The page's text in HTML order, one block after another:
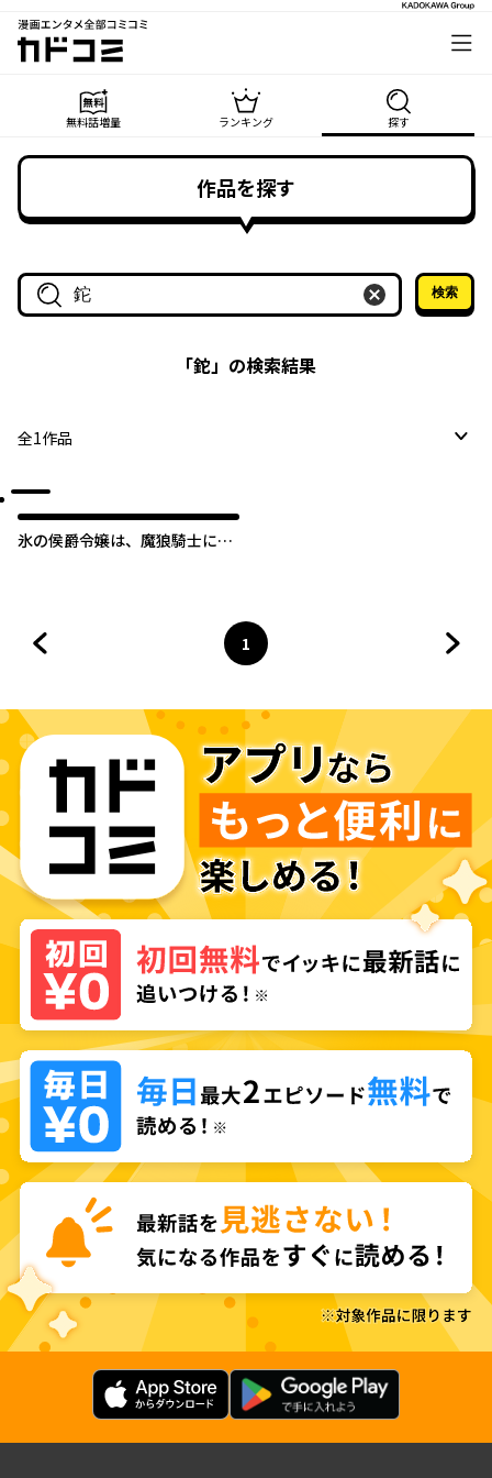
漫画エンタメ全部コミコミ
カドコミ
無料話増量 ランキング 探す
作品を探す
作品名・作家名で探す
検索
「鉈」の検索結果
全1作品
氷の侯爵令嬢は、魔狼騎士に甘
ページ
1
へ